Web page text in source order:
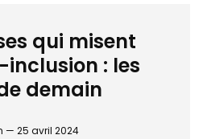
qui misent
: les
demain
— 25 avril 2024